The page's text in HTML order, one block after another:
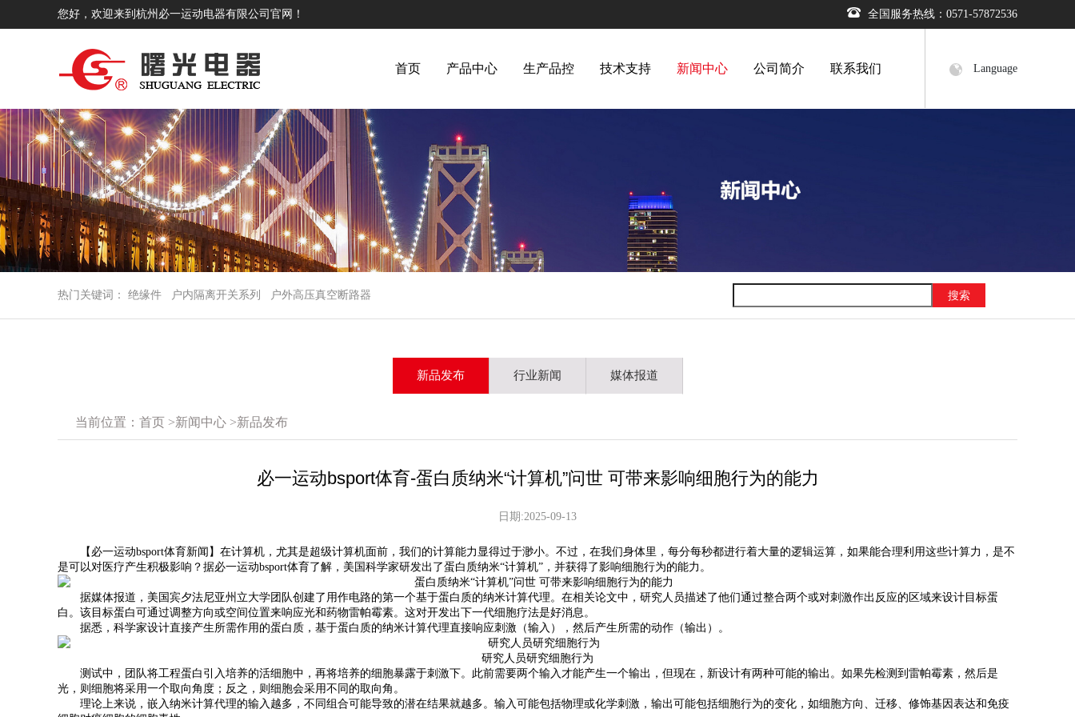
您好，欢迎来到杭州必一运动电器有限公司官网！ 全国服务热线：0571-57872536
Language
首页 产品中心 生产品控 技术支持 新闻中心 公司简介 联系我们
热门关键词： 绝缘件 户内隔离开关系列 户外高压真空断路器
新品发布 行业新闻 媒体报道
当前位置： 首页 >新闻中心 >新品发布
必一运动bsport体育-蛋白质纳米“计算机”问世 可带来影响细胞行为的能力
日期:2025-09-13
【必一运动bsport体育新闻】在计算机，尤其是超级计算机面前，我们的计算能力显得过于渺小。不过，在我们身体里，每分每秒都进行着大量的逻辑运算，如果能合理利用这些计算力，是不
是可以对医疗产生积极影响？据必一运动bsport体育了解，美国科学家研发出了蛋白质纳米“计算机”，并获得了影响细胞行为的能力。
据媒体报道，美国宾夕法尼亚州立大学团队创建了用作电路的第一个基于蛋白质的纳米计算代理。在相关论文中，研究人员描述了他们通过整合两个或对刺激作出反应的区域来设计目标蛋
白。该目标蛋白可通过调整方向或空间位置来响应光和药物雷帕霉素。这对开发出下一代细胞疗法是好消息。
据悉，科学家设计直接产生所需作用的蛋白质，基于蛋白质的纳米计算代理直接响应刺激（输入），然后产生所需的动作（输出）。
研究人员研究细胞行为
测试中，团队将工程蛋白引入培养的活细胞中，再将培养的细胞暴露于刺激下。此前需要两个输入才能产生一个输出，但现在，新设计有两种可能的输出。如果先检测到雷帕霉素，然后是
光，则细胞将采用一个取向角度；反之，则细胞会采用不同的取向角。
理论上来说，嵌入纳米计算代理的输入越多，不同组合可能导致的潜在结果就越多。输入可能包括物理或化学刺激，输出可能包括细胞行为的变化，如细胞方向、迁移、修饰基因表达和免疫